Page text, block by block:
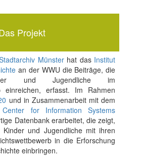
Projekt
Münsterhat das Institut
an der WWU die Beiträge, die
und Jugendliche im
einreichen, erfasst. Im Rahmen
und in Zusammenarbeit mit dem
for Information Systems
Datenbank erarbeitet, die zeigt,
und Jugendliche mit ihren
in die Erforschung
einbringen.